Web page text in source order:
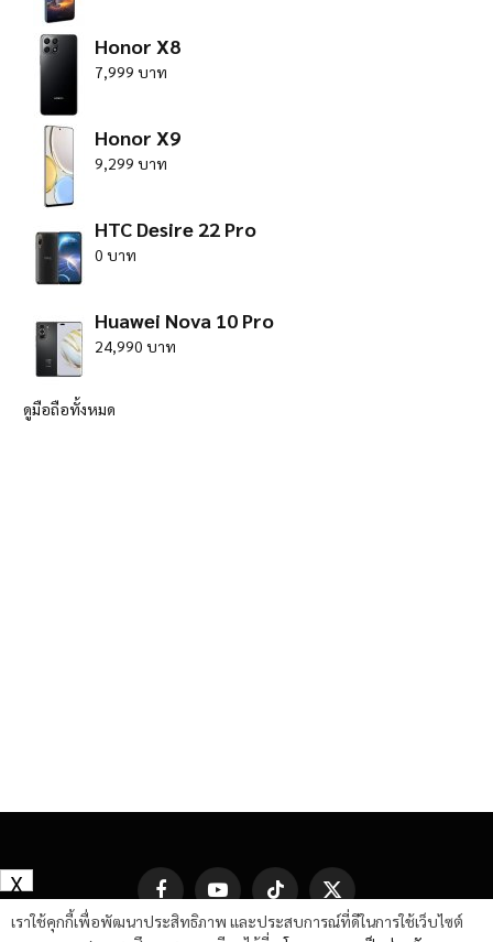
Honor X8
7,999 บาท
Honor X9
9,299 บาท
HTC Desire 22 Pro
0 บาท
Huawei Nova 10 Pro
24,990 บาท
ดูมือถือทั้งหมด
FacebookYouTube TikTok
X
(Twitter)
เราใช้คุกกี้เพื่อพัฒนาประสิทธิภาพ และประสบการณ์ที่ดีในการใช้เว็บไซต์
X